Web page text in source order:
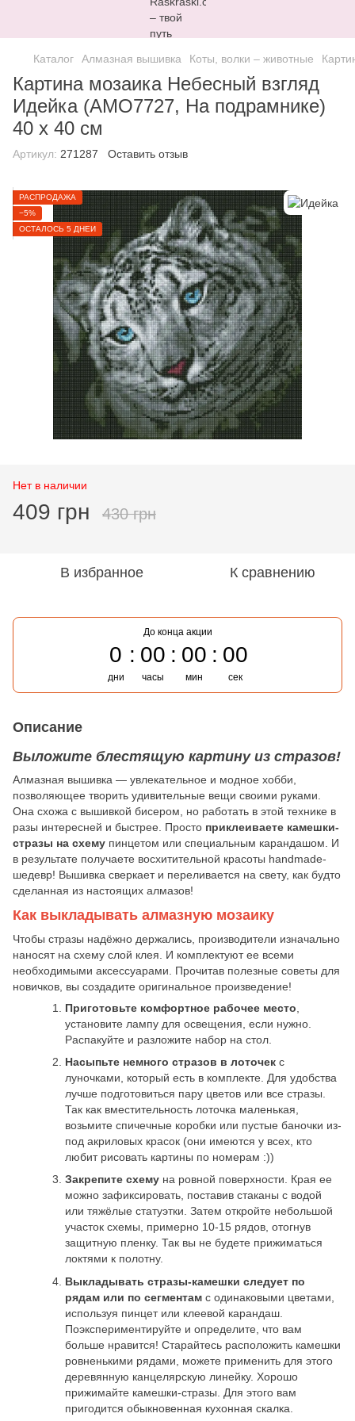
Каталог Алмазная вышивка Коты, волки – животные
Картина мозаика Небесный взгляд
Идейка (AMO7727, На подрамнике)
40 х 40 см
Артикул: 271287 Оставить отзыв
РАСПРОДАЖА
−5%
ОСТАЛОСЬ 5 ДНЕЙ
Нет в наличии
409 грн 430 грн
В избранное К сравнению
До конца акции
0
дни
00
часы
00
мин
00
сек
Описание
Выложите блестящую картину из стразов!
Алмазная вышивка — увлекательное и модное хобби,
позволяющее творить удивительные вещи своими руками.
Она схожа с вышивкой бисером, но работать в этой технике в
разы интересней и быстрее. Просто приклеиваете камешки-
стразы на схему пинцетом или специальным карандашом. И
в результате получаете восхитительной красоты handmade-
шедевр! Вышивка сверкает и переливается на свету, как будто
сделанная из настоящих алмазов!
Как выкладывать алмазную мозаику
Чтобы стразы надёжно держались, производители изначально
наносят на схему слой клея. И комплектуют ее всеми
необходимыми аксессуарами. Прочитав полезные советы для
новичков, вы создадите оригинальное произведение!
Приготовьте комфортное рабочее место
установите лампу для освещения, если нужно.
Распакуйте и разложите набор на стол.
Насыпьте немного стразов в лоточек с
луночками, который есть в комплекте. Для удобства
лучше подготовиться пару цветов или все стразы.
Так как вместительность лоточка маленькая,
возьмите спичечные коробки или пустые баночки из-
под акриловых красок (они имеются у всех, кто
любит рисовать картины по номерам :))
Закрепите схему на ровной поверхности. Края ее
можно зафиксировать, поставив стаканы с водой
или тяжёлые статуэтки. Затем откройте небольшой
участок схемы, примерно 10-15 рядов, отогнув
защитную пленку. Так вы не будете прижиматься
локтями к полотну.
Выкладывать стразы-камешки следует по
рядам или по сегментам с одинаковыми цветами,
используя пинцет или клеевой карандаш.
Поэкспериментируйте и определите, что вам
больше нравится! Старайтесь расположить камешки
ровненькими рядами, можете применить для этого
деревянную канцелярскую линейку. Хорошо
прижимайте камешки-стразы. Для этого вам
пригодится обыкновенная кухонная скалка.